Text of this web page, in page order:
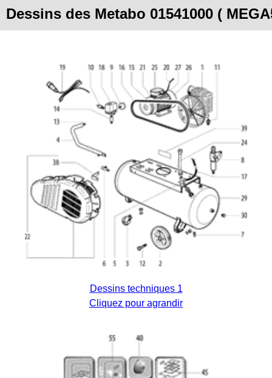
Dessins des Metabo 01541000 (
Dessins techniques 1
Cliquez pour agrandir